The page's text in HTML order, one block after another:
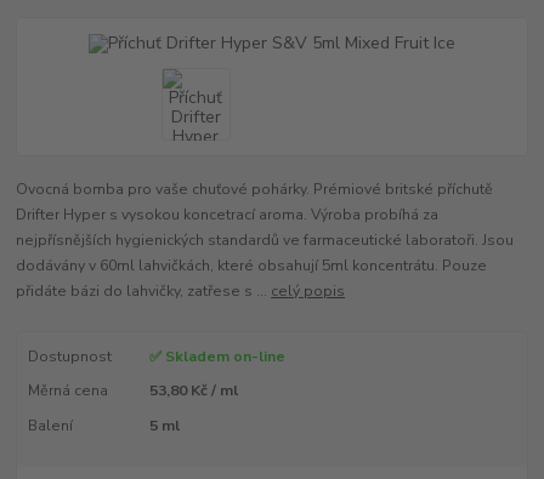
Ovocná bomba pro vaše chuťové pohárky. Prémiové britské příchutě
Drifter Hyper s vysokou koncetrací aroma. Výroba probíhá za
nejpřísnějších hygienických standardů ve farmaceutické laboratoři. Jsou
dodávány v 60ml lahvičkách, které obsahují 5ml koncentrátu. Pouze
přidáte bázi do lahvičky, zatřese s ... celý popis
Dostupnost
✅ Skladem on-line
Měrná cena
53,80 Kč / ml
Balení
5 ml